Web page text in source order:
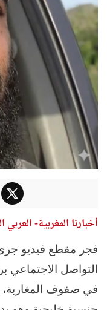
أخبارنا المغربية-
فجر مقطع فيديو
التواصل الاجتماعي
في صفوف